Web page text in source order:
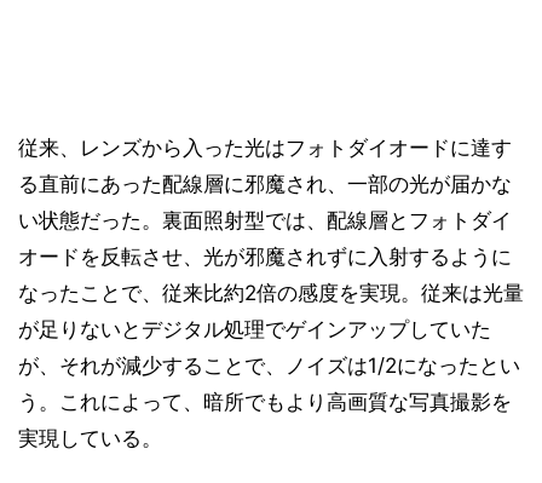
従来、レンズから入った光はフォトダイオードに達す
る直前にあった配線層に邪魔され、一部の光が届かな
い状態だった。裏面照射型では、配線層とフォトダイ
オードを反転させ、光が邪魔されずに入射するように
なったことで、従来比約2倍の感度を実現。従来は光量
が足りないとデジタル処理でゲインアップしていた
が、それが減少することで、ノイズは1/2になったとい
う。これによって、暗所でもより高画質な写真撮影を
実現している。